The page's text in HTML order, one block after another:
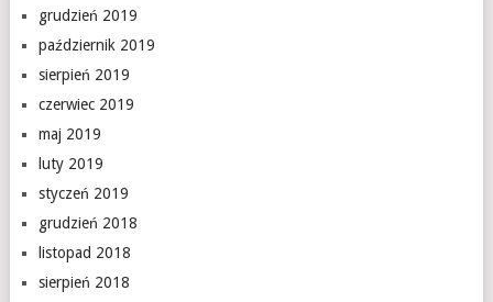
grudzień 2019
październik 2019
sierpień 2019
czerwiec 2019
maj 2019
luty 2019
styczeń 2019
grudzień 2018
listopad 2018
sierpień 2018